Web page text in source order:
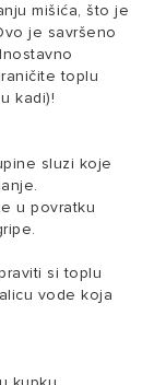
mišića, što je
je savršeno
toplu
kadi)!
sluzi koje
u povratku
si toplu
vode koja